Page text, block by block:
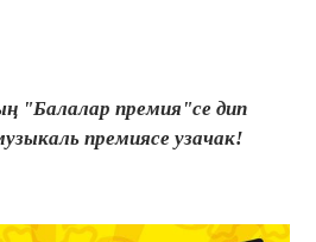
"Балалар премия"се дип
премиясе узачак!